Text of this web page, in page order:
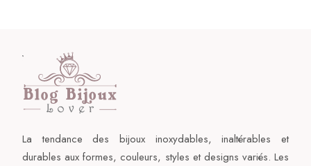
La tendance des bijoux inoxydables, inaltérables et
durables aux formes, couleurs, styles et designs variés. Les